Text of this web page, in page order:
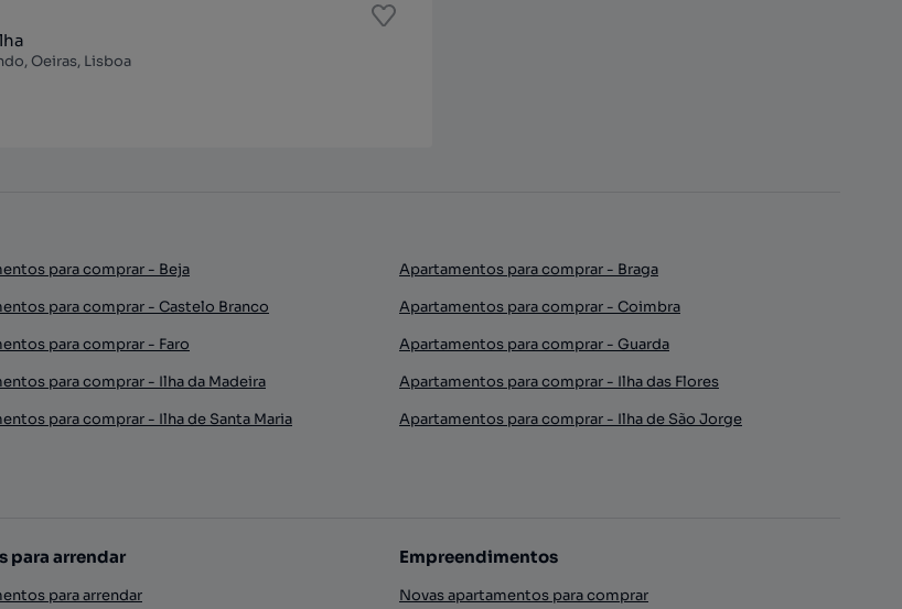
Oeiras, Lisboa
para comprar - Beja
Apartamentos para comprar - Braga
para comprar - Castelo Branco
Apartamentos para comprar - Coimbra
para comprar - Faro
Apartamentos para comprar - Guarda
para comprar - Ilha da Madeira
Apartamentos para comprar - Ilha das Flores
para comprar - Ilha de Santa Maria Apartamentos para comprar - Ilha de São Jorge
para arrendar
para arrendar
Empreendimentos
Novas apartamentos para comprar